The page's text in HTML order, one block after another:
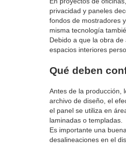
privacidad y paneles
fondos de mostradores
misma tecnología
Debido a que la obra
espacios interiores
Qué deben
Antes de la producción,
archivo de diseño, el
el panel se utiliza en
laminadas o templadas.
Es importante una
desalineaciones en el